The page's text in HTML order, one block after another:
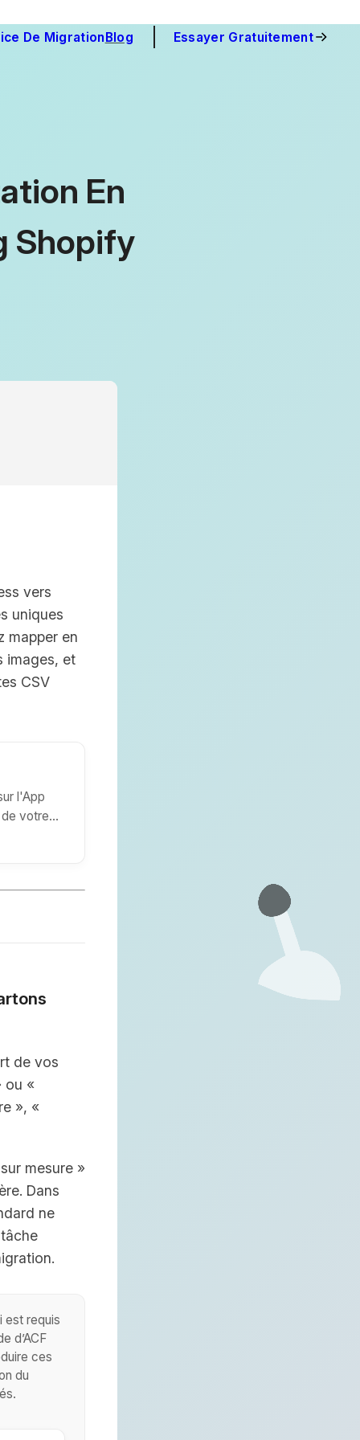
De MigrationBlog Essayer Gratuitement
En
Shopify
vers
uniques
mapper en
images, et
CSV
l'App
votre
de vos
ou «
», «
mesure »
Dans
ne
est requis
d’ACF
ces
du